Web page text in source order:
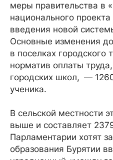
меры правительства в
национального
введения новой
Основные изменения
в поселках городского
норматив оплаты
городских школ, —
ученика.
В сельской местности
выше и составляет
Парламентарии хотят
образования Бурятии